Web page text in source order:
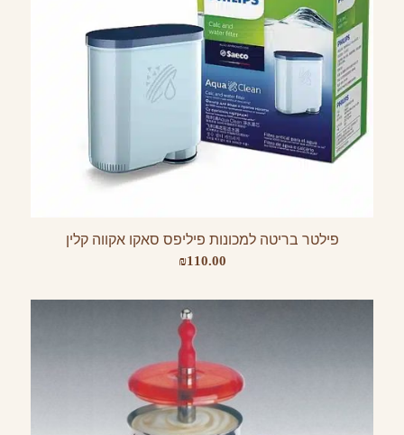
פילטר בריטה למכונות פיליפס סאקו אקווה קלין
₪110.00